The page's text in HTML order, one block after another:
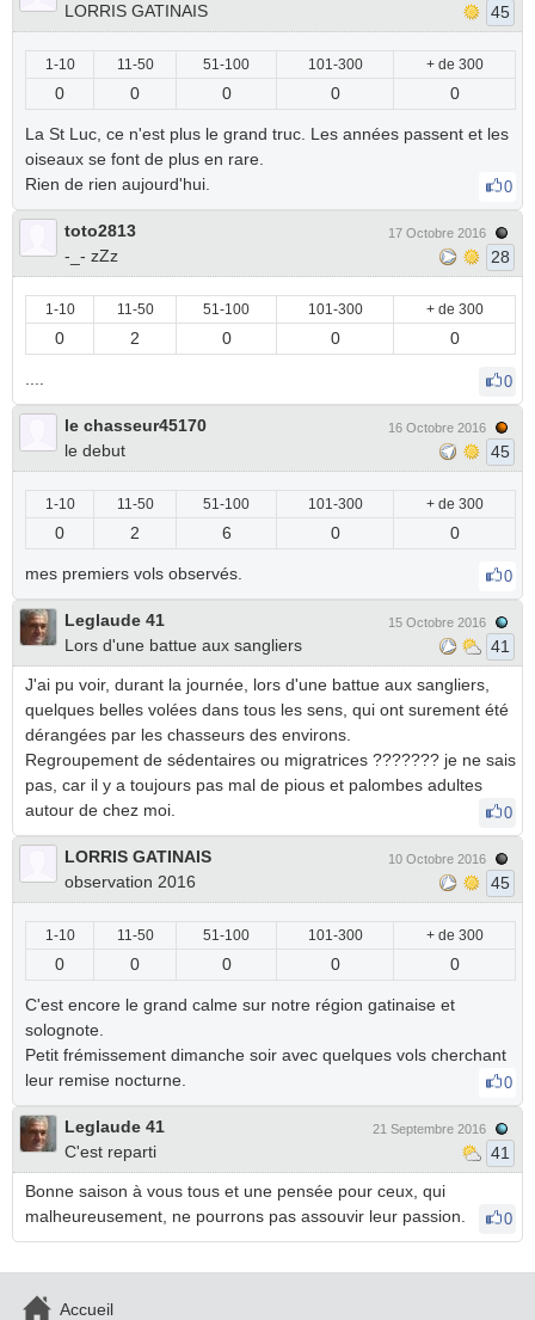
LORRIS GATINAIS
45
1-10 11-50 51-100 101-300 + de 300
0 0 0 0 0
La St Luc, ce n'est plus le grand truc. Les années passent et les
oiseaux se font de plus en rare.
Rien de rien aujourd'hui.
0
toto2813
-_- zZz
17 Octobre 2016
28
1-10 11-50 51-100 101-300 + de 300
0 2 0 0 0
0
le chasseur45170
le debut
16 Octobre 2016
45
1-10 11-50 51-100 101-300 + de 300
0 2 6 0 0
mes premiers vols observés. 0
Leglaude 41
Lors d'une battue aux sangliers
15 Octobre 2016
41
J'ai pu voir, durant la journée, lors d'une battue aux sangliers,
quelques belles volées dans tous les sens, qui ont surement été
dérangées par les chasseurs des environs.
Regroupement de sédentaires ou migratrices ??????? je ne sais
pas, car il y a toujours pas mal de pious et palombes adultes
autour de chez moi.
0
LORRIS GATINAIS
observation 2016
10 Octobre 2016
45
1-10 11-50 51-100 101-300 + de 300
0 0 0 0 0
C'est encore le grand calme sur notre région gatinaise et
solognote.
Petit frémissement dimanche soir avec quelques vols cherchant
leur remise nocturne.
0
Leglaude 41
C'est reparti
21 Septembre 2016
41
Bonne saison à vous tous et une pensée pour ceux, qui
malheureusement, ne pourrons pas assouvir leur passion.
0
Accueil